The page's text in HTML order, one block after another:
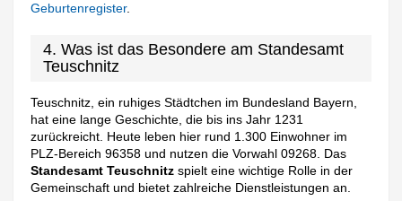
Geburtenregister.
4. Was ist das Besondere am Standesamt
Teuschnitz
Teuschnitz, ein ruhiges Städtchen im Bundesland Bayern,
hat eine lange Geschichte, die bis ins Jahr 1231
zurückreicht. Heute leben hier rund 1.300 Einwohner im
PLZ-Bereich 96358 und nutzen die Vorwahl 09268. Das
Standesamt Teuschnitz spielt eine wichtige Rolle in der
Gemeinschaft und bietet zahlreiche Dienstleistungen an.